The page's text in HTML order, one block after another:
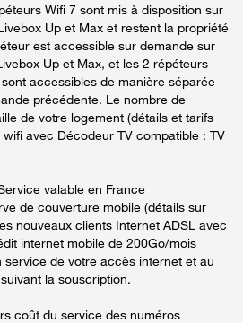
Wifi 7 sont mis à disposition sur
Up et Max et restent la propriété
est accessible sur demande sur
Up et Max, et les 2 répéteurs
accessibles de manière séparée
précédente. Le nombre de
de votre logement (détails et tarifs
avec Décodeur TV compatible : TV
valable en France
de couverture mobile (détails sur
nouveaux clients Internet ADSL avec
internet mobile de 200Go/mois
de votre accès internet et au
la souscription.
coût du service des numéros